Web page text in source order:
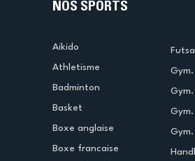
NOS SPORTS
Aikido
Athletisme
Badminton
Basket
Boxe anglaise
Boxe francaise